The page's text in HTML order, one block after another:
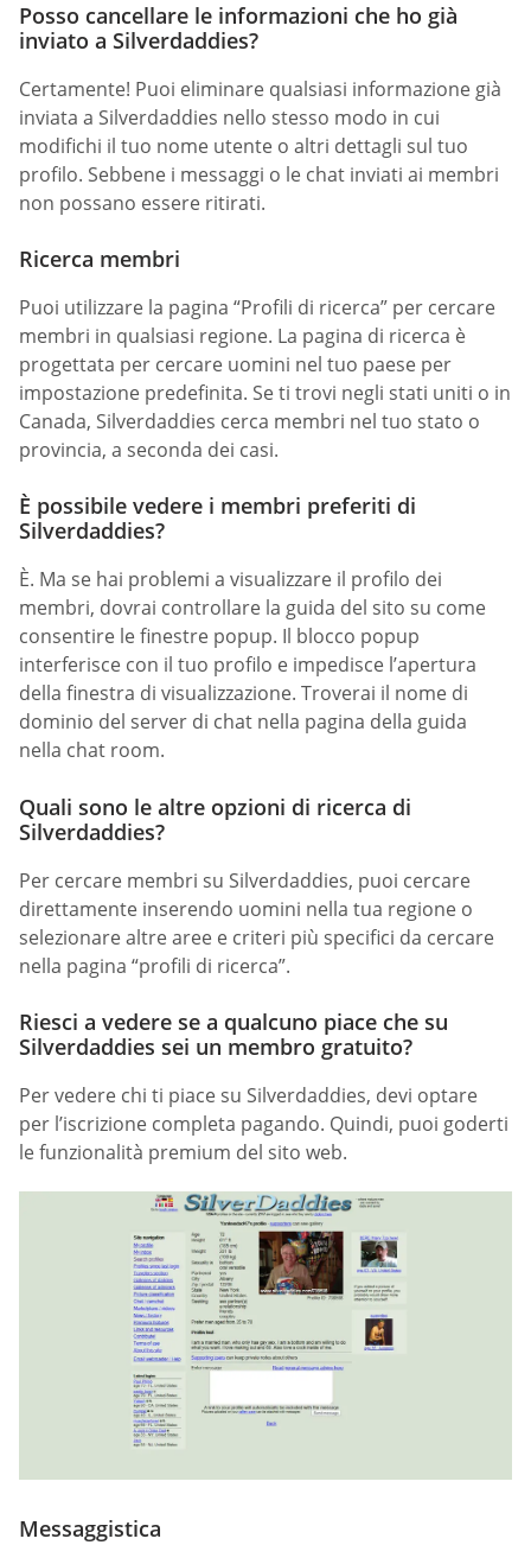
Posso cancellare le informazioni che ho già
inviato a Silverdaddies?
Certamente! Puoi eliminare qualsiasi informazione già
inviata a Silverdaddies nello stesso modo in cui
modifichi il tuo nome utente o altri dettagli sul tuo
profilo. Sebbene i messaggi o le chat inviati ai membri
non possano essere ritirati.
Ricerca membri
Puoi utilizzare la pagina “Profili di ricerca” per cercare
membri in qualsiasi regione. La pagina di ricerca è
progettata per cercare uomini nel tuo paese per
impostazione predefinita. Se ti trovi negli stati uniti o in
Canada, Silverdaddies cerca membri nel tuo stato o
provincia, a seconda dei casi.
È possibile vedere i membri preferiti di
Silverdaddies?
È. Ma se hai problemi a visualizzare il profilo dei
membri, dovrai controllare la guida del sito su come
consentire le finestre popup. Il blocco popup
interferisce con il tuo profilo e impedisce l’apertura
della finestra di visualizzazione. Troverai il nome di
dominio del server di chat nella pagina della guida
nella chat room.
Quali sono le altre opzioni di ricerca di
Silverdaddies?
Per cercare membri su Silverdaddies, puoi cercare
direttamente inserendo uomini nella tua regione o
selezionare altre aree e criteri più specifici da cercare
nella pagina “profili di ricerca”.
Riesci a vedere se a qualcuno piace che su
Silverdaddies sei un membro gratuito?
Per vedere chi ti piace su Silverdaddies, devi optare
per l’iscrizione completa pagando. Quindi, puoi goderti
le funzionalità premium del sito web.
Messaggistica